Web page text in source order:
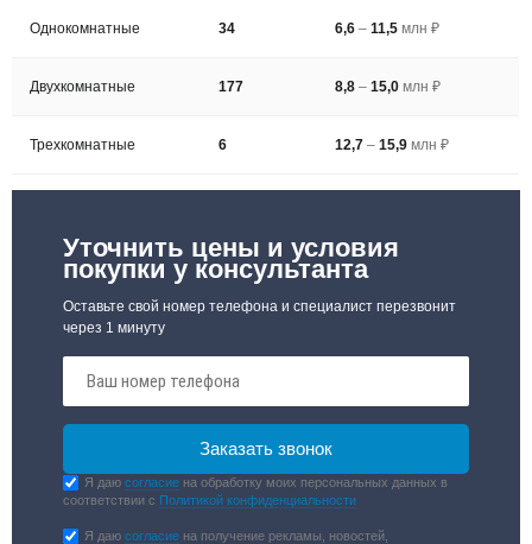
Однокомнатные 34 6,6– 11,5млн ₽
Двухкомнатные 177 8,8– 15,0млн ₽
Трехкомнатные 6 12,7– 15,9млн ₽
Уточнить цены и условия
покупки у консультанта
Оставьте свой номер телефона и специалист перезвонит
через 1 минуту
Я даюсогласие на обработку моих персональных данных в
соответствии с Политикой конфиденциальности
Я даюсогласие на получение рекламы, новостей,